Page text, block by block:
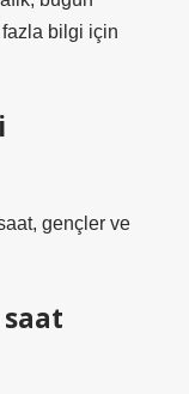
fazla bilgi için
gençler ve
saat